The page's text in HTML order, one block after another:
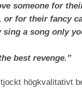
someone for
or for their fancy
sing a song only
best revenge.”
högkvalitativt